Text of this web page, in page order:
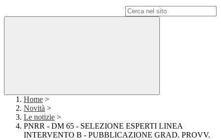
Home >
Novità >
Le notizie >
PNRR - DM 65 - SELEZIONE ESPERTI LINEA
INTERVENTO B - PUBBLICAZIONE GRAD. PROVV.